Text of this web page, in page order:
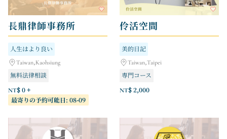
長鼎律師事務所
人生はより良い
Taiwan,Kaohsiung
無料法律相談
NT$ 0 +
最寄りの予約可能日: 08-09
伶活空間
美的日記
Taiwan,Taipei
専門コース
NT$ 2,000